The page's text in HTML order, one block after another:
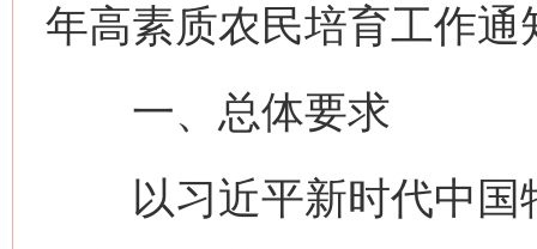
年高素质农民培育工作通
一、总体要求
以习近平新时代中国